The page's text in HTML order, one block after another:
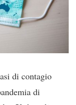
di contagio
di